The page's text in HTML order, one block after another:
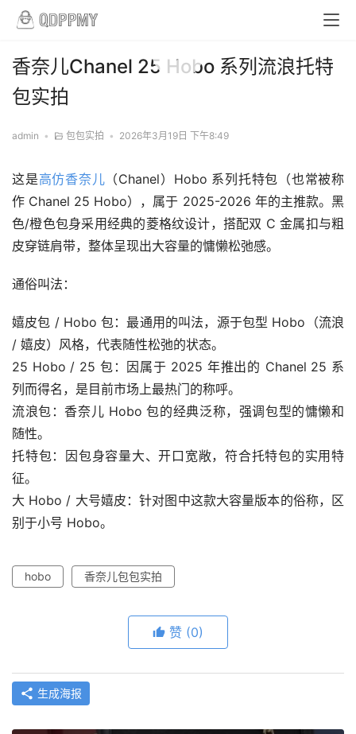
香奈儿Chanel 25 Hobo 系列流浪托特
包实拍
admin • 包包实拍 • 2026年3月19日 下午8:49
这是高仿香奈儿 （Chanel）Hobo 系列托特包（也常被称
作 Chanel 25 Hobo），属于 2025-2026 年的主推款。黑
色/橙色包身采用经典的菱格纹设计，搭配双 C 金属扣与粗
皮穿链肩带，整体呈现出大容量的慵懒松弛感。
通俗叫法：
嬉皮包 / Hobo 包：最通用的叫法，源于包型 Hobo（流浪
/ 嬉皮）风格，代表随性松弛的状态。
25 Hobo / 25 包：因属于 2025 年推出的 Chanel 25 系
列而得名，是目前市场上最热门的称呼。
流浪包：香奈儿 Hobo 包的经典泛称，强调包型的慵懒和
随性。
托特包：因包身容量大、开口宽敞，符合托特包的实用特
征。
大 Hobo / 大号嬉皮：针对图中这款大容量版本的俗称，区
别于小号 Hobo。
hobo 香奈儿包包实拍
赞 (0)
生成海报